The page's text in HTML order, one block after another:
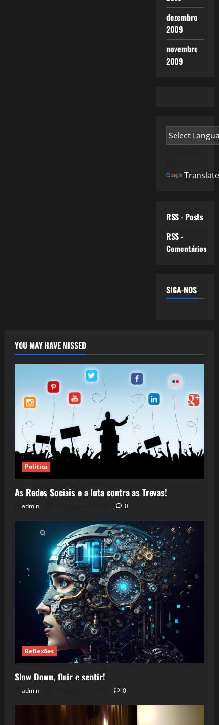
dezembro
2009
novembro
2009
Translate
RSS - Posts
RSS -
Comentários
SIGA-NOS
YOU MAY HAVE MISSED
Política
As Redes Sociais e a luta contra as Trevas!
admin 0
Reflexões
Slow Down, fluir e sentir!
admin 0